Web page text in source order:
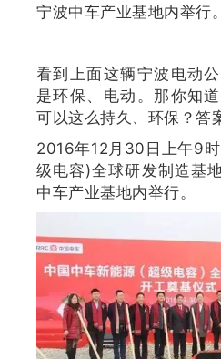
宁波中车产业基地内举行。
看到上面这辆宁波电动
是环保、电动。那你知
可以这么持久、环保？答
2016年12月30日上午9
级电容)全球研发制造基
中车产业基地内举行。